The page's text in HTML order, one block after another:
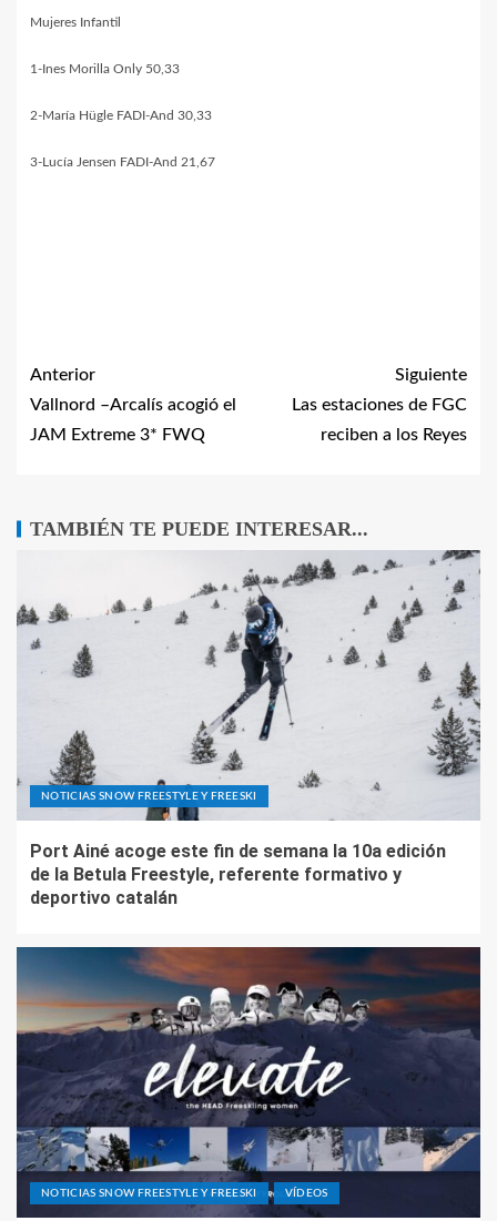
Mujeres Infantil
1-Ines Morilla Only 50,33
2-María Hügle FADI-And 30,33
3-Lucía Jensen FADI-And 21,67
Anterior
Vallnord –Arcalís acogió el
JAM Extreme 3* FWQ
Siguiente
Las estaciones de FGC
reciben a los Reyes
TAMBIÉN TE PUEDE INTERESAR...
NOTICIAS SNOW FREESTYLE Y FREESKI
Port Ainé acoge este fin de semana la 10a edición
de la Betula Freestyle, referente formativo y
deportivo catalán
NOTICIAS SNOW FREESTYLE Y FREESKI VÍDEOS